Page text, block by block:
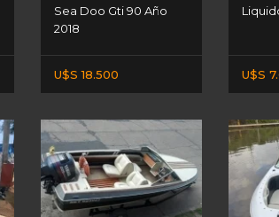
Sea Doo Gti 90 Año
2018
U$S 18.500 U$S